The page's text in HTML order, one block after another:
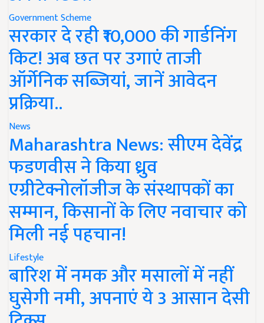
Government Scheme
सरकार दे रही ₹10,000 की गार्डनिंग
किट! अब छत पर उगाएं ताजी
ऑर्गेनिक सब्जियां, जानें आवेदन
प्रक्रिया..
News
Maharashtra News: सीएम देवेंद्र
फडणवीस ने किया ध्रुव
एग्रीटेक्नोलॉजीज के संस्थापकों का
सम्मान, किसानों के लिए नवाचार को
मिली नई पहचान!
Lifestyle
बारिश में नमक और मसालों में नहीं
घुसेगी नमी, अपनाएं ये 3 आसान देसी